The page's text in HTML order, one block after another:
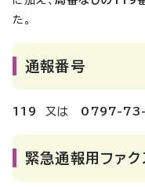
た。
通報番号
119 又は 0797-
緊急通報用ファ